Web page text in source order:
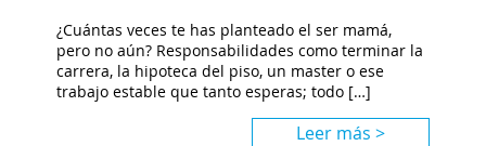
¿Cuántas veces te has planteado el ser mamá,
pero no aún? Responsabilidades como terminar la
carrera, la hipoteca del piso, un master o ese
trabajo estable que tanto esperas; todo […]
Leer más >